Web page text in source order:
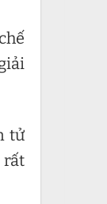
tử
rất